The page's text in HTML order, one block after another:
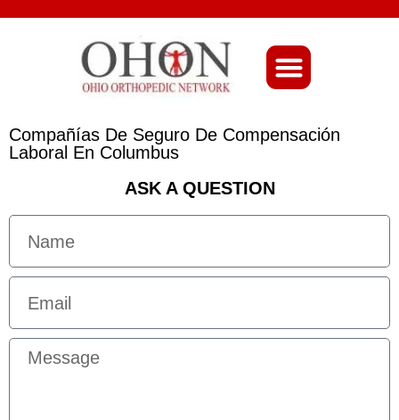
Compañías De Seguro De Compensación
Laboral En Columbus
ASK A QUESTION